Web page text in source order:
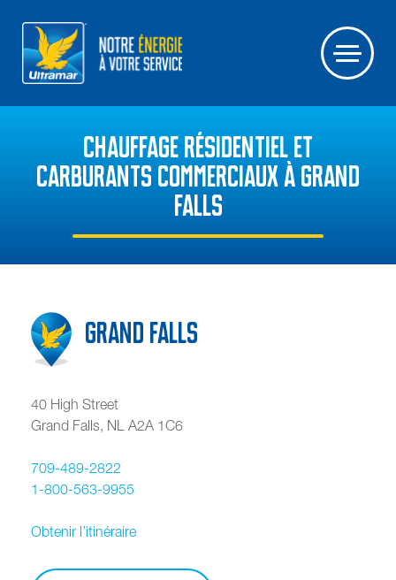
CHAUFFAGE RÉSIDENTIEL ET
CARBURANTS COMMERCIAUX À GRAND
FALLS
Grand Falls
40 High Street
Grand Falls NL A2A 1C6
709-489-2822
1-800-563-9955
Obtenir l’itinéraire